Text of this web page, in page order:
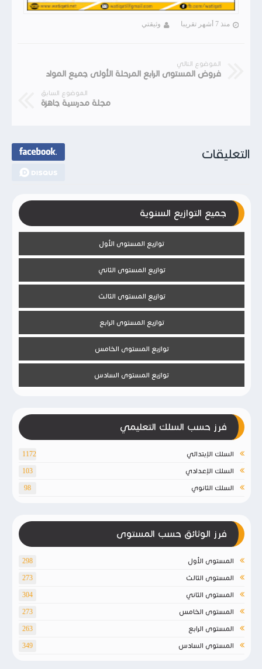
منذ 7 أشهر تقريبا وثيقتي
الموضوع التالي
فروض المستوى الرابع المرحلة الأولى جميع المواد
الموضوع السابق
مجلة مدرسية جاهزة
التعليقات
جميع التوازيع السنوية
توازيع المستوى الأول
توازيع المستوى الثاني
توازيع المستوى الثالث
توازيع المستوى الرابع
توازيع المستوى الخامس
توازيع المستوى السادس
فرز حسب السلك التعليمي
السلك الإبتدائي 1172
السلك الإعدادي 103
السلك الثانوي 98
فرز الوثائق حسب المستوى
المستوى الأول 298
المستوى الثالث 273
المستوى الثاني 304
المستوى الخامس 273
المستوى الرابع 263
المستوى السادس 349